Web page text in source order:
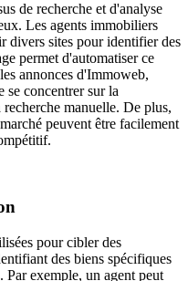
de recherche et d'analyse
Les agents immobiliers
divers sites pour identifier des
permet d'automatiser ce
annonces d'Immoweb,
se concentrer sur la
manuelle. De plus,
peuvent être facilement
pour cibler des
des biens spécifiques
Par exemple, un agent peut